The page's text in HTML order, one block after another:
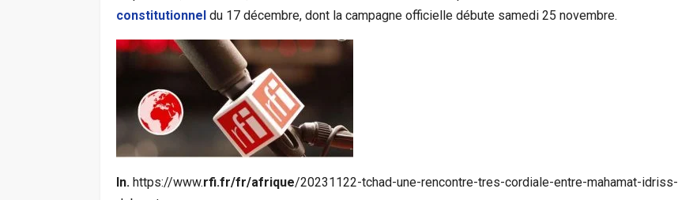
constitutionnel du 17 décembre, dont la campagne officielle débute samedi 25 novembre.
In. https://www.rfi.fr/fr/afrique/20231122-tchad-une-rencontre-tres-cordiale-entre-mahamat-idriss-